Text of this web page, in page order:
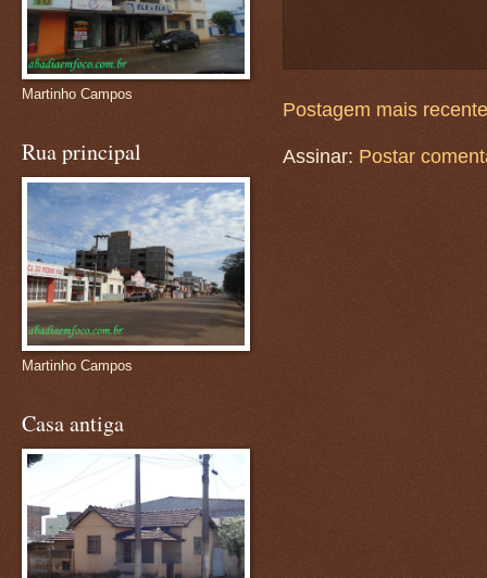
Postagem mais recente
Assinar: Postar
Martinho Campos
Rua principal
Martinho Campos
Casa antiga